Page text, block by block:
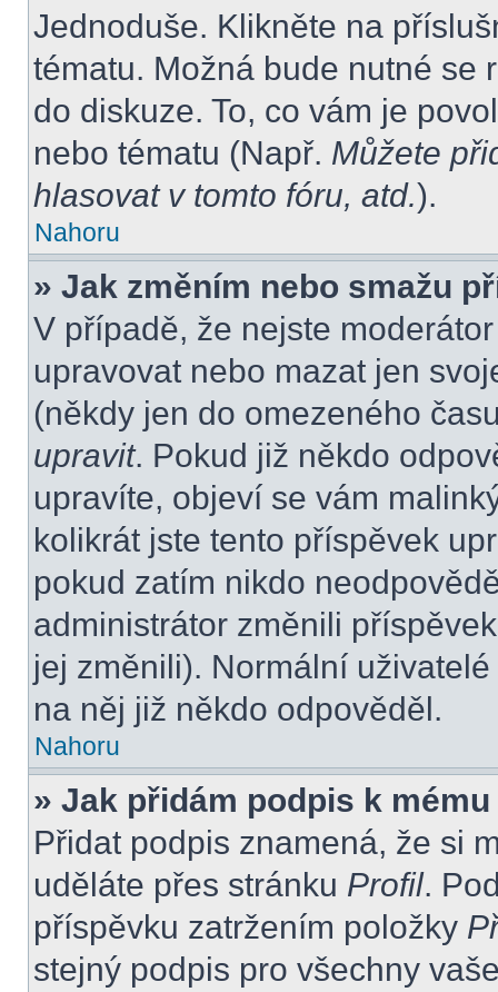
Jednoduše. Klikněte na
tématu. Možná bude nutné se
do diskuze. To, co vám je
nebo tématu (Např. Můžete
hlasovat v tomto fóru, atd.).
Nahoru
» Jak změním nebo smažu
V případě, že nejste
upravovat nebo mazat jen
(někdy jen do omezeného
upravit. Pokud již někdo
upravíte, objeví se vám
kolikrát jste tento příspěvek
pokud zatím nikdo
administrátor změnili
jej změnili). Normální
na něj již někdo odpověděl.
Nahoru
» Jak přidám podpis k
Přidat podpis znamená, že si
uděláte přes stránku Profil.
příspěvku zatržením položky
stejný podpis pro všechny